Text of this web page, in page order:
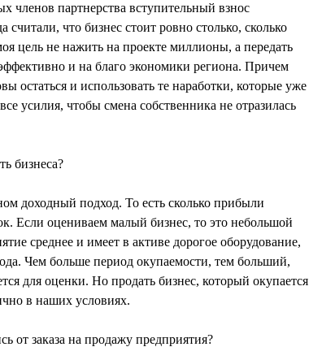
партнерства вступительный взнос
считали, что бизнес стоит ровно столько, сколько
цель не нажить на проекте миллионы, а передать
и на благо экономики региона. Причем
остаться и использовать те наработки, которые уже
усилия, чтобы смена собственника не отразилась
бизнеса?
доходный подход. То есть сколько прибыли
Если оцениваем малый бизнес, то это небольшой
среднее и имеет в активе дорогое оборудование,
Чем больше период окупаемости, тем больший,
для оценки. Но продать бизнес, который окупается
в наших условиях.
от заказа на продажу предприятия?